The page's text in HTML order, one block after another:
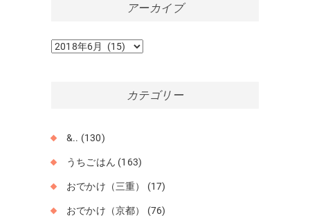
アーカイブ
ア
カテゴリー
&.. (130)
うちごはん (163)
おでかけ（三重） (17)
おでかけ（京都） (76)